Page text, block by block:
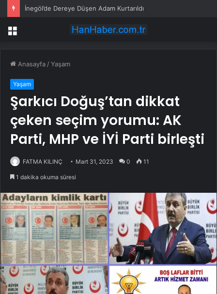
İnegöl’de Dereye Düşen Adam Kurtarıldı
Menü
Anasayfa /Yaşam
Yaşam
Şarkıcı Doğuş’tan dikkat
çeken seçim yorumu: AK
Parti, MHP ve İYİ Parti birleşti
FATMA KILINÇ Mart 31, 2023 0 11
1 dakika okuma süresi